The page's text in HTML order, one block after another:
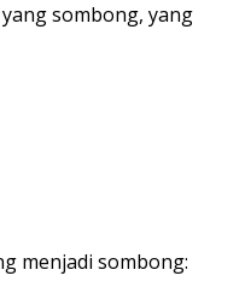
sombong, yang
menjadi sombong: